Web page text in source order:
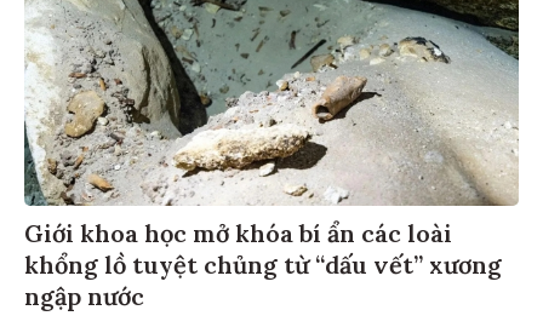
Giới khoa học mở khóa bí ẩn các loài
khổng lồ tuyệt chủng từ “dấu vết” xương
ngập nước